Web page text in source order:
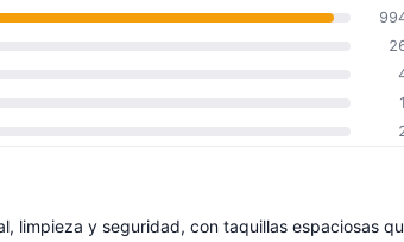
1
limpieza y seguridad, con taquillas espaciosas